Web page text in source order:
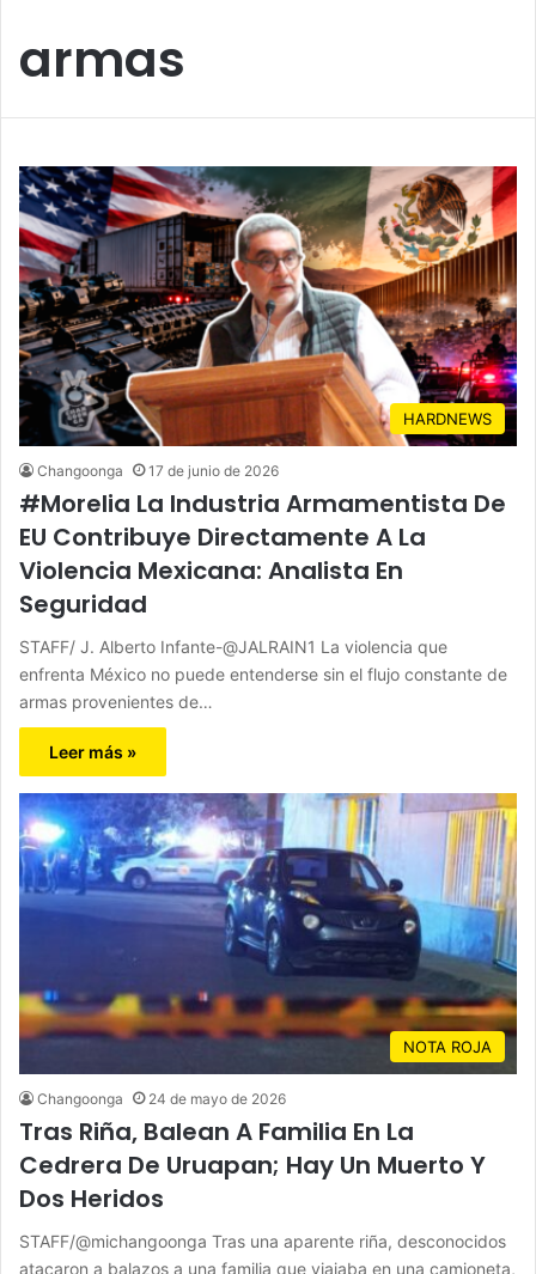
armas
HARDNEWS
Changoonga 17 de junio de 2026
#Morelia La Industria Armamentista De
EU Contribuye Directamente A La
Violencia Mexicana: Analista En
Seguridad
STAFF/ J. Alberto Infante-@JALRAIN1 La violencia que
enfrenta México no puede entenderse sin el flujo constante de
armas provenientes de…
Leer más »
NOTA ROJA
Changoonga 24 de mayo de 2026
Tras Riña, Balean A Familia En La
Cedrera De Uruapan; Hay Un Muerto Y
Dos Heridos
STAFF/@michangoonga Tras una aparente riña, desconocidos
atacaron a balazos a una familia que viajaba en una camioneta,